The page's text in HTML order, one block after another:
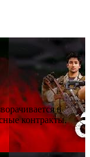
в
контракты.